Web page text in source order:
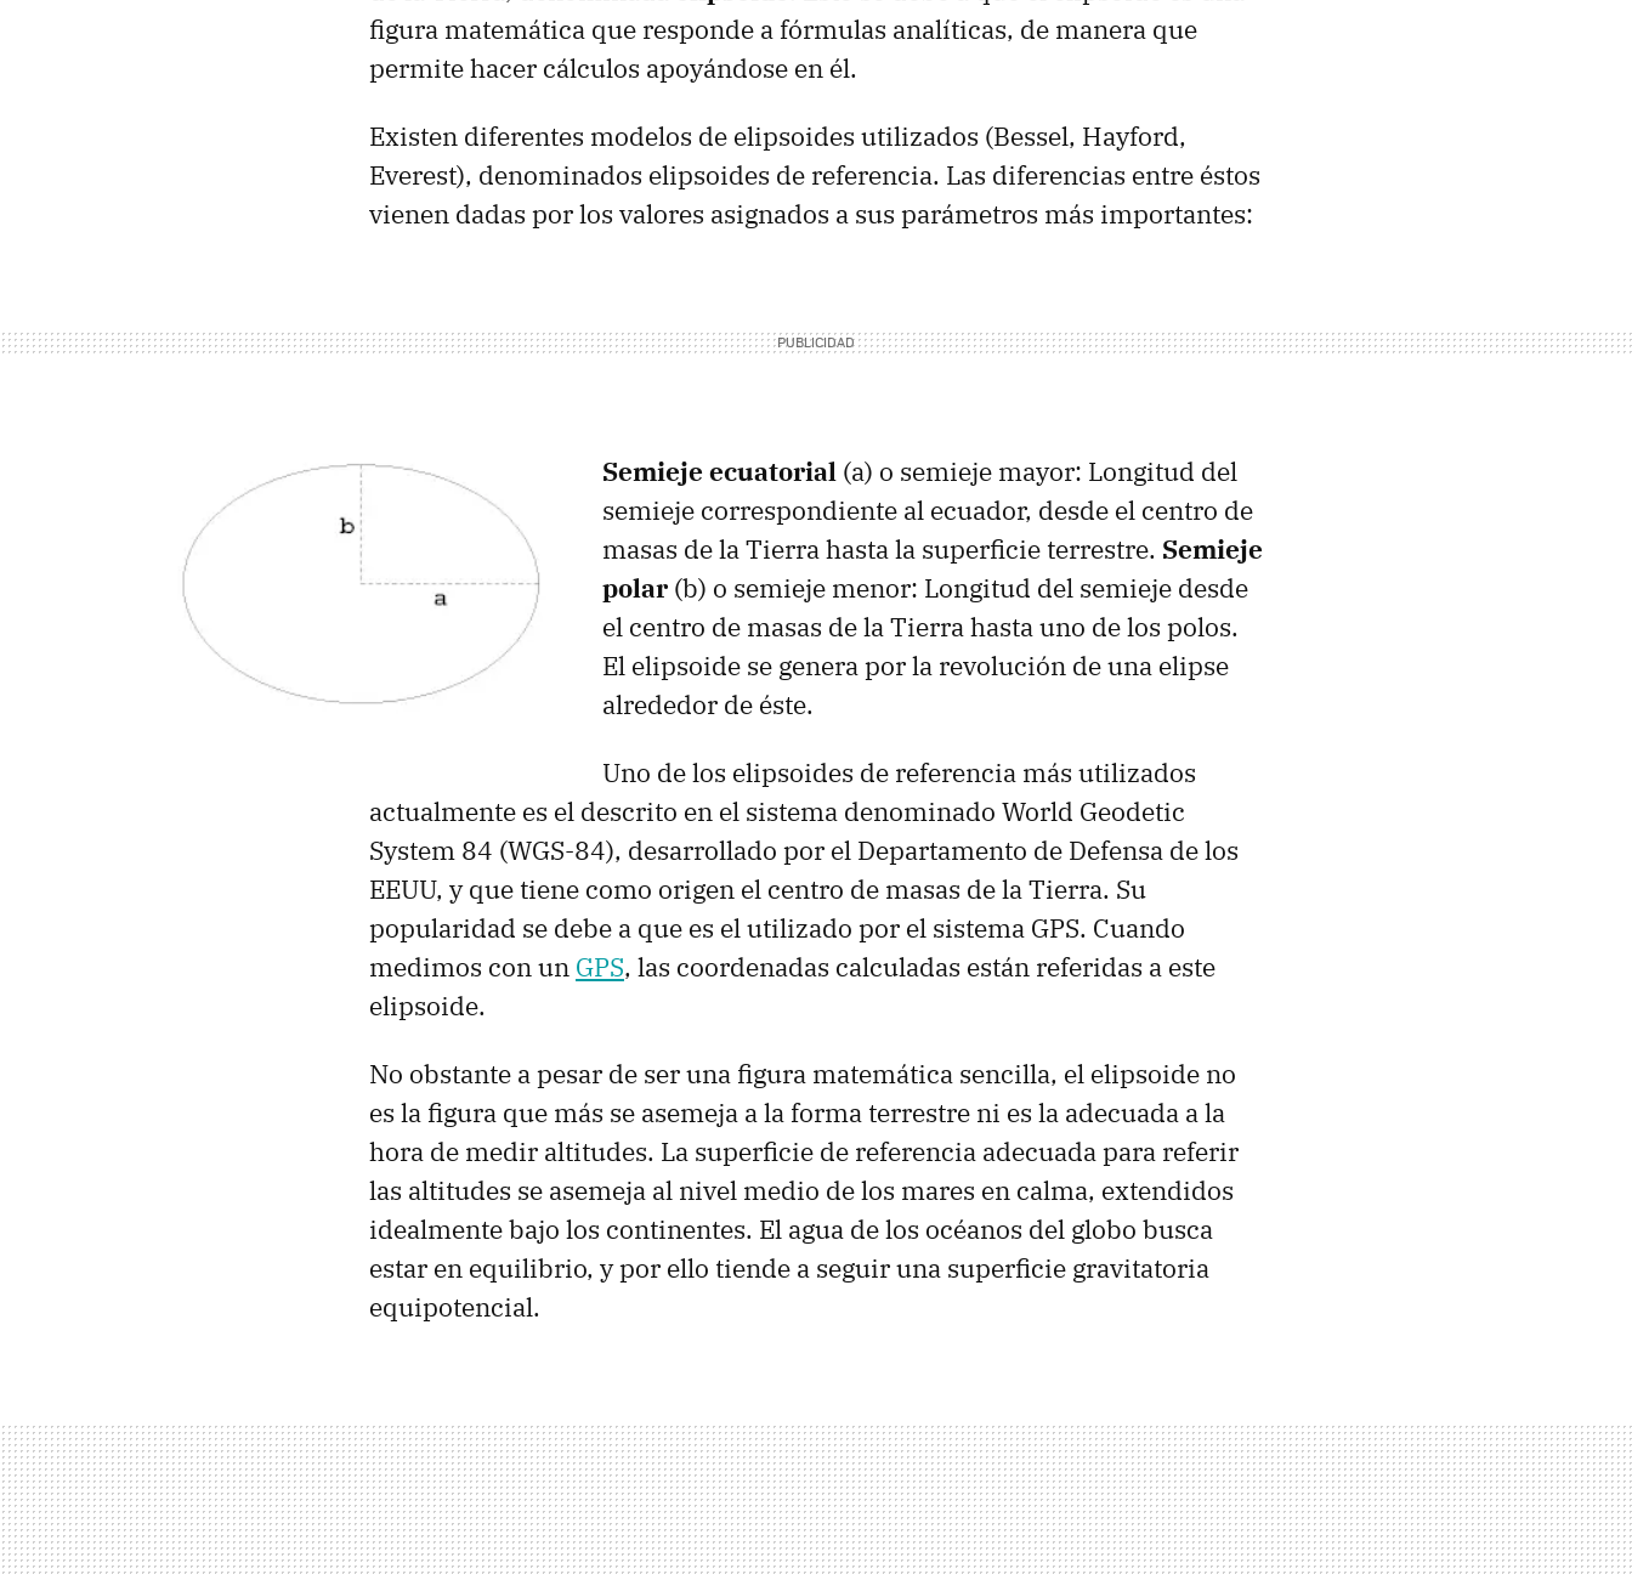
figura matemática que responde a fórmulas analíticas, de manera que
permite hacer cálculos apoyándose en él.
Existen diferentes modelos de elipsoides utilizados (Bessel, Hayford,
Everest), denominados elipsoides de referencia. Las diferencias entre éstos
vienen dadas por los valores asignados a sus parámetros más importantes:
Semieje ecuatorial (a) o semieje mayor: Longitud del
semieje correspondiente al ecuador, desde el centro de
masas de la Tierra hasta la superficie terrestre. Semieje
polar (b) o semieje menor: Longitud del semieje desde
el centro de masas de la Tierra hasta uno de los polos.
El elipsoide se genera por la revolución de una elipse
alrededor de éste.
Uno de los elipsoides de referencia más utilizados
actualmente es el descrito en el sistema denominado World Geodetic
System 84 (WGS-84), desarrollado por el Departamento de Defensa de los
EEUU, y que tiene como origen el centro de masas de la Tierra. Su
popularidad se debe a que es el utilizado por el sistema GPS. Cuando
medimos con un GPS, las coordenadas calculadas están referidas a este
elipsoide.
No obstante a pesar de ser una figura matemática sencilla, el elipsoide no
es la figura que más se asemeja a la forma terrestre ni es la adecuada a la
hora de medir altitudes. La superficie de referencia adecuada para referir
las altitudes se asemeja al nivel medio de los mares en calma, extendidos
idealmente bajo los continentes. El agua de los océanos del globo busca
estar en equilibrio, y por ello tiende a seguir una superficie gravitatoria
equipotencial.